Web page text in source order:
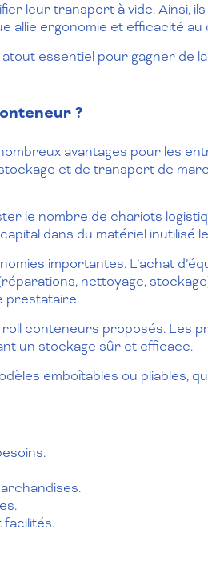
leur transport à vide. Ainsi,
allie ergonomie et efficacité au
essentiel pour gagner de
?
avantages pour les
et de transport de
le nombre de chariots
dans du matériel inutilisé
importantes. L’achat
nettoyage,
prestataire.
conteneurs proposés. Les
un stockage sûr et efficace.
emboîtables ou pliables,